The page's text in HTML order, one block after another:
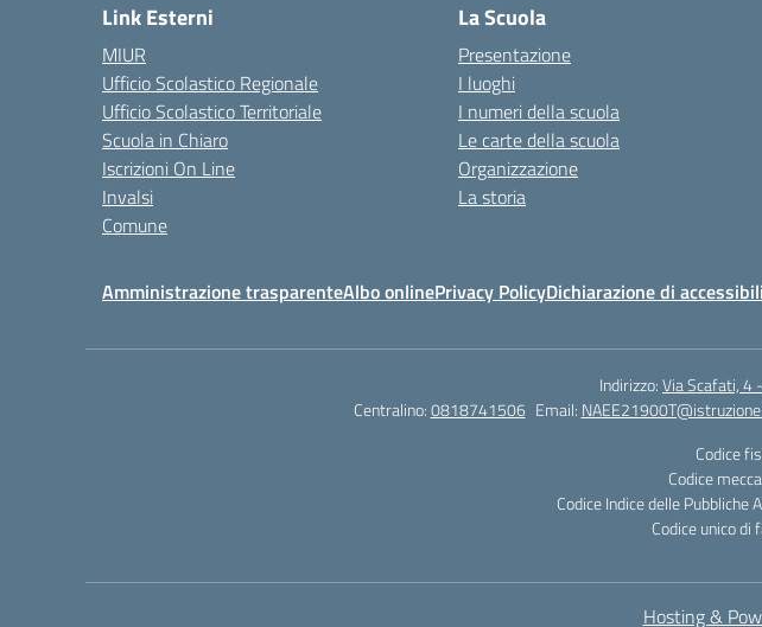
Link Esterni
MIUR
Ufficio Scolastico Regionale
Ufficio Scolastico Territoriale
Scuola in Chiaro
Iscrizioni On Line
Invalsi
Comune
La Scuola
Presentazione
I luoghi
I numeri della scuola
Le carte della scuola
Organizzazione
La storia
Amministrazione trasparenteAlbo onlinePrivacy PolicyDichiarazione di
Indirizzo:Via Scafati, 4
Centralino:0818741506 Email:
Codice
Codice
Codice Indice delle
Codice unico di
Hosting &